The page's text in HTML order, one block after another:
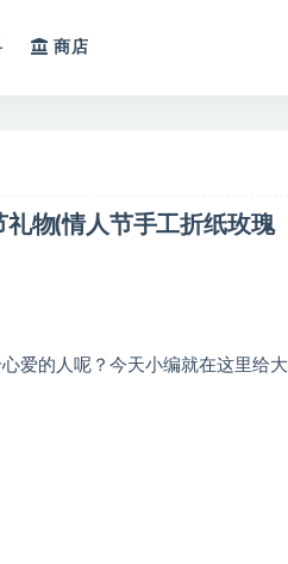
商店
物(情人节手工折纸玫瑰
爱的人呢？今天小编就在这里给大